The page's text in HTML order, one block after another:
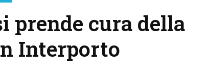
prende cura della
Interporto